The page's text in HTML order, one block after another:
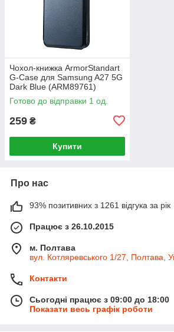
Чохол-книжка ArmorStandart
G-Case для Samsung A27 5G
Dark Blue (ARM89761)
Готово до відправки 1 од.
259 ₴
Купити
Про нас
93% позитивних з 1261 відгука за рік
Працює з 26.10.2015
м. Полтава
вул. Котляревського 1/27, Полтава,
Контакти
Сьогодні працює з 09:00 до 18:00
Показати весь графік роботи